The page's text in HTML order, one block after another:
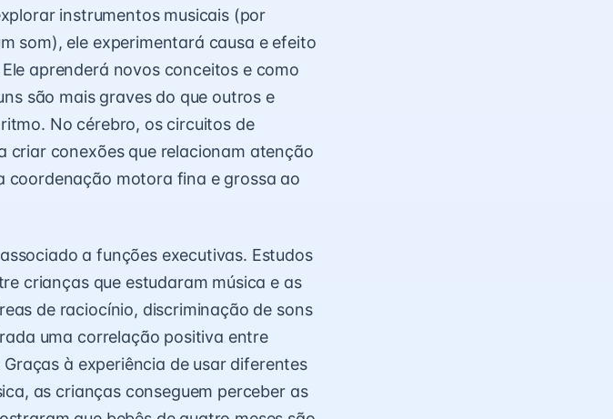
instrumentos musicais (por
som), ele experimentará causa e efeito
aprenderá novos conceitos e como
são mais graves do que outros e
No cérebro, os circuitos de
criar conexões que relacionam atenção
coordenação motora fina e grossa ao
a funções executivas. Estudos
crianças que estudaram música e as
de raciocínio, discriminação de sons
uma correlação positiva entre
à experiência de usar diferentes
as crianças conseguem perceber as